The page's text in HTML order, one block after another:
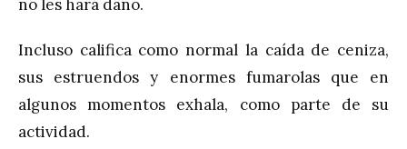
no les hará daño.
Incluso califica como normal la caída de ceniza,
sus estruendos y enormes fumarolas que en
algunos momentos exhala, como parte de su
actividad.